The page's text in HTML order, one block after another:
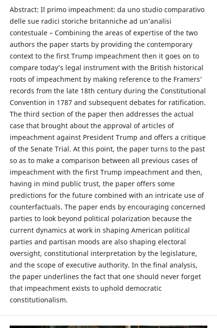
Abstract: Il primo impeachment: da uno studio comparativo
delle sue radici storiche britanniche ad un’analisi
contestuale – Combining the areas of expertise of the two
authors the paper starts by providing the contemporary
context to the first Trump impeachment then it goes on to
compare today’s legal instrument with the British historical
roots of impeachment by making reference to the Framers’
records from the late 18th century during the Constitutional
Convention in 1787 and subsequent debates for ratification.
The third section of the paper then addresses the actual
case that brought about the approval of articles of
impeachment against President Trump and offers a critique
of the Senate Trial. At this point, the paper turns to the past
so as to make a comparison between all previous cases of
impeachment with the first Trump impeachment and then,
having in mind public trust, the paper offers some
predictions for the future combined with an intricate use of
counterfactuals. The paper ends by encouraging concerned
parties to look beyond political polarization because the
current dynamics at work in shaping American political
parties and partisan moods are also shaping electoral
oversight, constitutional interpretation by the legislature,
and the scope of executive authority. In the final analysis,
the paper underlines the fact that one should never forget
that impeachment exists to uphold democratic
constitutionalism.